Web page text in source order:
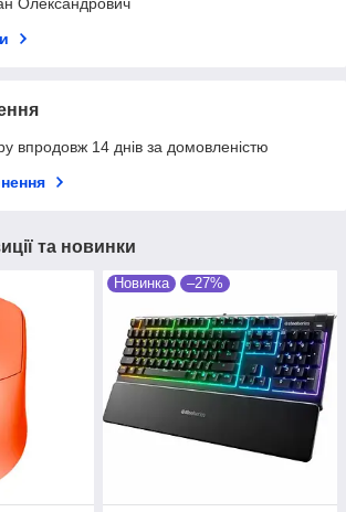
впродовж 14 днів за домовленістю
та новинки
Новинка –27%